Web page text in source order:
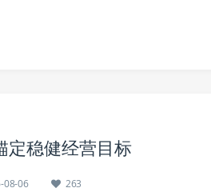
定稳健经营目标
08-06 263